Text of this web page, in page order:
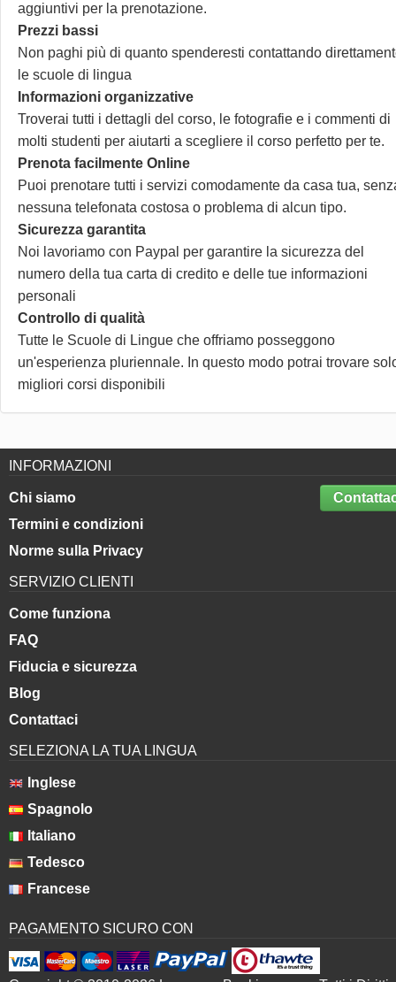
aggiuntivi per la prenotazione.
Prezzi bassi
Non paghi più di quanto spenderesti contattando
le scuole di lingua
Informazioni organizzative
Troverai tutti i dettagli del corso, le fotografie e i commenti di
molti studenti per aiutarti a scegliere il corso perfetto per te.
Prenota facilmente Online
Puoi prenotare tutti i servizi comodamente da casa tua,
nessuna telefonata costosa o problema di alcun tipo.
Sicurezza garantita
Noi lavoriamo con Paypal per garantire la sicurezza del
numero della tua carta di credito e delle tue informazioni
personali
Controllo di qualità
Tutte le Scuole di Lingue che offriamo posseggono
un'esperienza pluriennale. In questo modo potrai trovare
migliori corsi disponibili
INFORMAZIONI
Chi siamo
Termini e condizioni
Norme sulla Privacy
SERVIZIO CLIENTI
Come funziona
FAQ
Fiducia e sicurezza
Blog
Contattaci
SELEZIONA LA TUA LINGUA
Inglese
Spagnolo
Italiano
Tedesco
Francese
PAGAMENTO SICURO CON